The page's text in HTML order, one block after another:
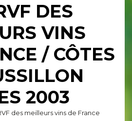
DES
VINS
/ CÔTES
2003
des meilleurs vins de France